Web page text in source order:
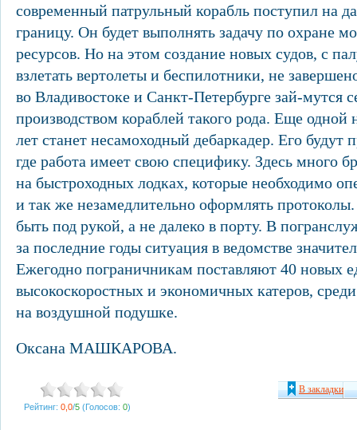
современный патрульный корабль поступил на
границу. Он будет выполнять задачу по охране
ресурсов. Но на этом создание новых судов, с
взлетать вертолеты и беспилотники, не
во Владивостоке и Санкт-Петербурге зай-мутся
производством кораблей такого рода. Еще
лет станет несамоходный дебаркадер. Его будут
где работа имеет свою специфику. Здесь много
на быстроходных лодках, которые необходимо
и так же незамедлительно оформлять
быть под рукой, а не далеко в порту. В
за последние годы ситуация в ведомстве
Ежегодно пограничникам поставляют 40 новых
высокоскоростных и экономичных катеров,
на воздушной подушке.
Оксана МАШКАРОВА.
Рейтинг: 0,0/5 (Голосов: 0)
В закладки